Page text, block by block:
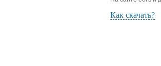
Как скачать?